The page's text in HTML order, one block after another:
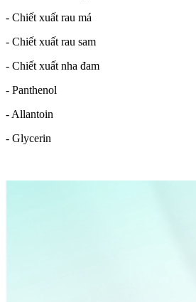
- Chiết xuất rau má
- Chiết xuất rau sam
- Chiết xuất nha đam
- Panthenol
- Allantoin
- Glycerin